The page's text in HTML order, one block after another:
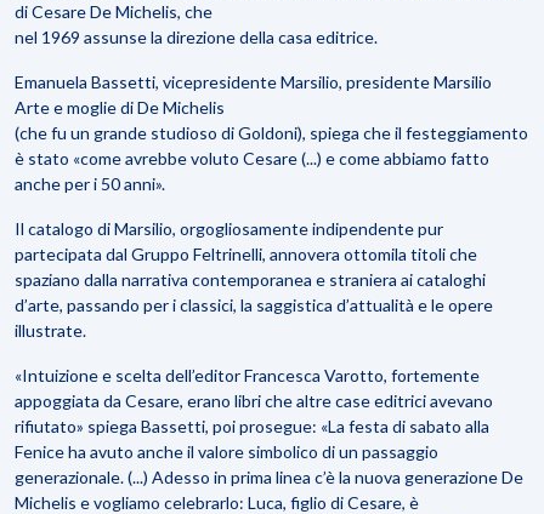
di Cesare De Michelis, che
nel 1969 assunse la direzione della casa editrice.
Emanuela Bassetti, vicepresidente Marsilio, presidente Marsilio
Arte e moglie di De Michelis
(che fu un grande studioso di Goldoni), spiega che il festeggiamento
è stato «come avrebbe voluto Cesare (...) e come abbiamo fatto
anche per i 50 anni».
Il catalogo di Marsilio, orgogliosamente indipendente pur
partecipata dal Gruppo Feltrinelli, annovera ottomila titoli che
spaziano dalla narrativa contemporanea e straniera ai cataloghi
d’arte, passando per i classici, la saggistica d’attualità e le opere
illustrate.
«Intuizione e scelta dell’editor Francesca Varotto, fortemente
appoggiata da Cesare, erano libri che altre case editrici avevano
rifiutato» spiega Bassetti, poi prosegue: «La festa di sabato alla
Fenice ha avuto anche il valore simbolico di un passaggio
generazionale. (...) Adesso in prima linea c’è la nuova generazione De
Michelis e vogliamo celebrarlo: Luca, figlio di Cesare, è